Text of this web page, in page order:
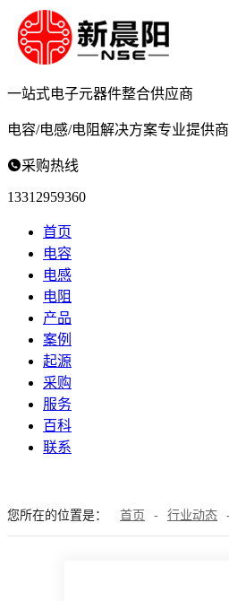
一站式电子元器件整合供应商
电容/电感/电阻解决方案专业提供商
采购热线
13312959360
首页
电容
电感
电阻
产品
案例
起源
采购
服务
百科
联系
您所在的位置是： 首页 - 行业动态